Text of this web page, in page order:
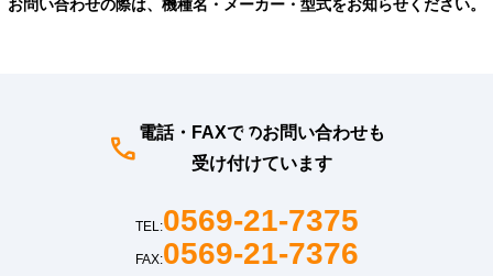
お問い合わせの際は、機種名・メーカー・型式をお知らせください。
電話・FAXでのお問い合わせも
受け付けています
TEL:0569-21-7375
FAX:0569-21-7376